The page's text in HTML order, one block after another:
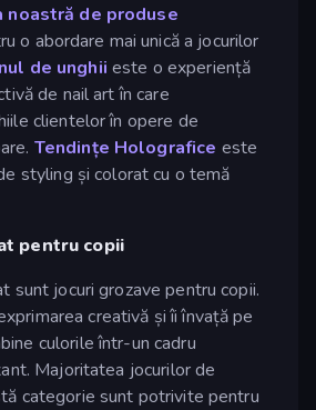
noastră de produse
o abordare mai unică a jocurilor
de unghii este o experiență
de nail art în care
clientelor în opere de
Tendințe Holografice este
styling și colorat cu o temă
pentru copii
sunt jocuri grozave pentru copii.
creativă și îi învață pe
culorile într-un cadru
Majoritatea jocurilor de
categorie sunt potrivite pentru